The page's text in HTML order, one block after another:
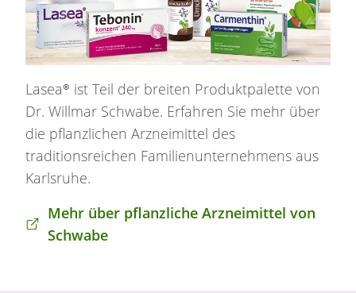
Lasea® ist Teil der breiten Produktpalette von
Dr. Willmar Schwabe. Erfahren Sie mehr über
die pflanzlichen Arzneimittel des
traditionsreichen Familienunternehmens aus
Karlsruhe.
Mehr über pflanzliche Arzneimittel von
Schwabe